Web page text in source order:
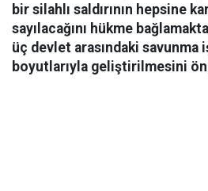
bir silahlı saldırının hepsine
sayılacağını hükme
üç devlet arasındaki
boyutlarıyla geliştirilmesini